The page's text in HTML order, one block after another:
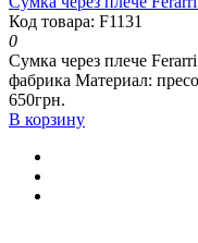
Код товара: F1131
0
Сумка через плече
фабрика Материал:
650грн.
В корзину